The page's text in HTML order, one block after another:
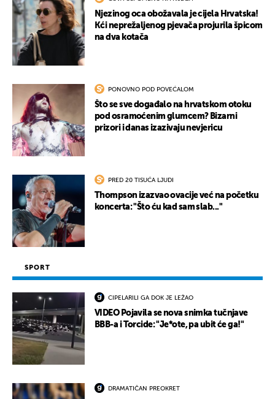
Njezinog oca obožavala je cijela Hrvatska!
Kći neprežaljenog pjevača projurila špicom
na dva kotača
PONOVNO POD POVEĆALOM
Što se sve događalo na hrvatskom otoku
pod osramoćenim glumcem? Bizarni
prizori i danas izazivaju nevjericu
PRED 20 TISUĆA LJUDI
Thompson izazvao ovacije već na početku
koncerta: "Što ću kad sam slab..."
SPORT
CIPELARILI GA DOK JE LEŽAO
VIDEO Pojavila se nova snimka tučnjave
BBB-a i Torcide: "Je*ote, pa ubit će ga!"
DRAMATIČAN PREOKRET